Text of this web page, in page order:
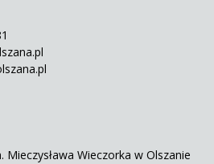
Mieczysława Wieczorka w Olszanie